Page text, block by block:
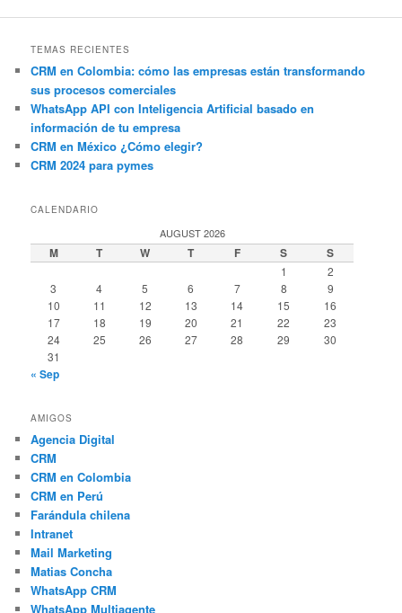
TEMAS RECIENTES
CRM en Colombia: cómo las empresas están transformando
sus procesos comerciales
WhatsApp API con Inteligencia Artificial basado en
información de tu empresa
CRM en México ¿Cómo elegir?
CRM 2024 para pymes
CALENDARIO
AUGUST 2026
M T W T F S S
1
2
3
4 5 6 7 8
9
10
11 12 13 14 15
16
17
18 19 20 21 22
23
24
25 26 27 28 29
30
31
« Sep
AMIGOS
Agencia Digital
CRM
CRM en Colombia
CRM en Perú
Farándula chilena
Intranet
Mail Marketing
Matias Concha
WhatsApp CRM
WhatsApp Multiagente